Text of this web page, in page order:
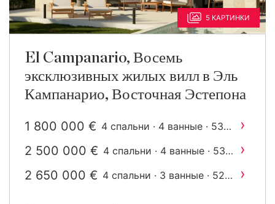
5 КАРТИНКИ
El Campanario, Восемь
эксклюзивных жилых вилл в Эль
Кампанарио, Восточная Эстепона
1 800 000 € 4 спальни · 4 ванные · 530
›
2 500 000 € 4 спальни · 4 ванные · 530
›
2 650 000 € 4 спальни · 3 ванные · 526
›